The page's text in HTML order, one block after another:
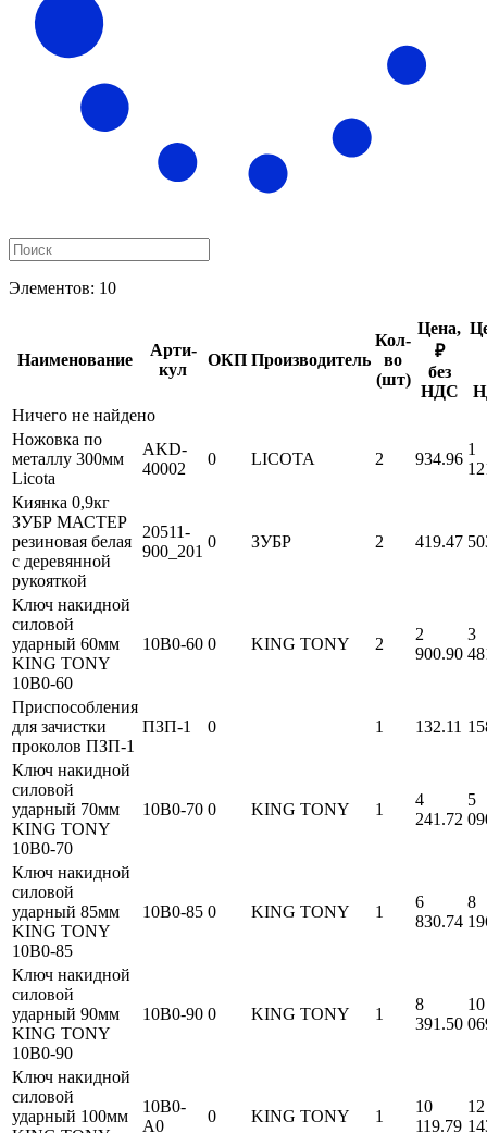
Элементов: 10
Наименование
Ар­ти­
кул
ОКП Производитель
Кол-
во
(шт)
Цена,
₽
без
НДС
Ничего не найдено
Ножовка по
металлу 300мм
Licota
AKD-
40002
0 LICOTA 2 934.96
1
Киянка 0,9кг
ЗУБР МАСТЕР
резиновая белая
с деревянной
рукояткой
20511-
900_201
0 ЗУБР 2 419.47
Ключ накидной
силовой
ударный 60мм
KING TONY
10B0-60
10B0-60 0 KING TONY 2
2
900.90
3
Приспособления
для зачистки
проколов ПЗП-1
ПЗП-1 0 1 132.11
Ключ накидной
силовой
ударный 70мм
KING TONY
10B0-70
10B0-70 0 KING TONY 1
4
241.72
5
Ключ накидной
силовой
ударный 85мм
KING TONY
10B0-85
10B0-85 0 KING TONY 1
6
830.74
8
Ключ накидной
силовой
ударный 90мм
KING TONY
10B0-90
10B0-90 0 KING TONY 1
8
391.50
10
Ключ накидной
силовой
ударный 100мм
10B0-
A0
0 KING TONY 1
10
119.79
12